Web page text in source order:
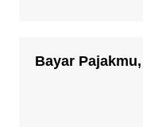
Bayar